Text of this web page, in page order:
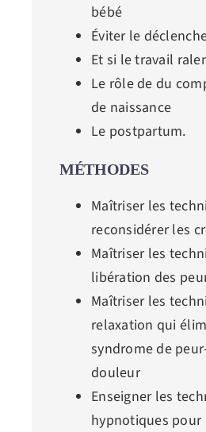
bébé
Éviter le
Et si le travail
Le rôle de du
de naissance
Le postpartum.
MÉTHODES
Maîtriser les
reconsidérer les
Maîtriser les
libération des
Maîtriser les
relaxation qui
syndrome de
douleur
Enseigner les
hypnotiques